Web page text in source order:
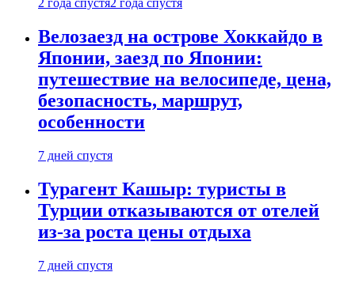
2 года спустя2 года спустя
Велозаезд на острове Хоккайдо в
Японии, заезд по Японии:
путешествие на велосипеде, цена,
безопасность, маршрут,
особенности
7 дней спустя
Турагент Кашыр: туристы в
Турции отказываются от отелей
из-за роста цены отдыха
7 дней спустя